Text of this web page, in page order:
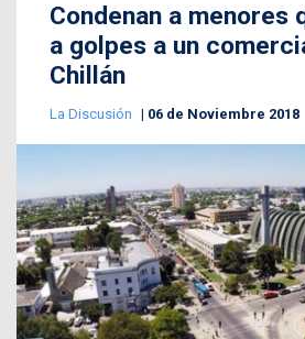
Condenan a menores
a golpes a un
Chillán
La Discusión 06 de Noviembre 2018